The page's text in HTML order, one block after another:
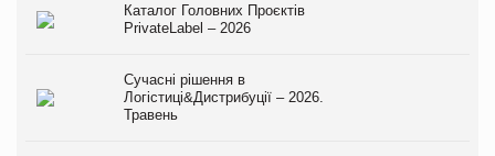
Каталог Головних Проєктів
PrivateLabel – 2026
Сучасні рішення в
Логістиці&Дистрибуції – 2026.
Травень